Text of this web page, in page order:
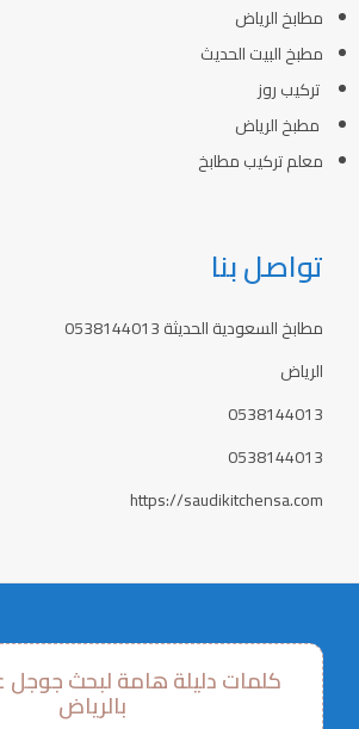
مطابخ الرياض
مطبخ البيت الحديث
تركيب روز
مطبخ الرياض
معلم تركيب مطابخ
تواصل بنا
مطابخ السعودية الحديثة 0538144013
الرياض
0538144013
0538144013
https://saudikitchensa.com
كلمات دليلة هامة لبحث جوجل
بالرياض